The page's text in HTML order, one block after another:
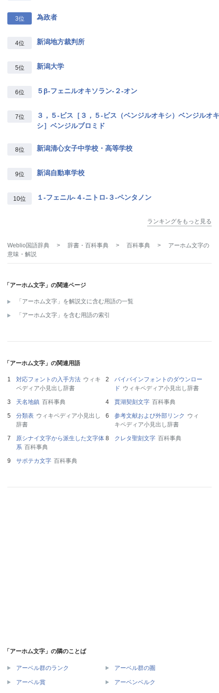
3位 為政者
4位 新潟地方裁判所
5位 新潟大学
6位 ５β‐フェニルオキソラン‐２‐オン
7位
３，５‐ビス［３，５‐ビス（ベンジルオキシ）ベンジルオキ
シ］ベンジルブロミド
8位 新潟清心女子中学校・高等学校
9位 新潟自動車学校
10位 １‐フェニル‐４‐ニトロ‐３‐ペンタノン
ランキングをもっと見る
Weblio国語辞典 > 辞書・百科事典 > 百科事典 > アーホム文字の
意味・解説
「アーホム文字」の関連ページ
「アーホム文字」を解説文に含む用語の一覧
「アーホム文字」を含む用語の索引
「アーホム文字」の関連用語
対応フォントの入手方法 ウィキ
ペディア小見出し辞書
バイバインフォントのダウンロー
ド ウィキペディア小見出し辞書
天名地鎮 百科事典 賈湖契刻文字 百科事典
分類表 ウィキペディア小見出し
辞書
参考文献および外部リンク ウィ
キペディア小見出し辞書
原シナイ文字から派生した文字体
系 百科事典
クレタ聖刻文字 百科事典
サポテカ文字 百科事典
「アーホム文字」の隣のことば
アーベル群のランク アーベル群の圏
アーベル賞 アーベンベルク